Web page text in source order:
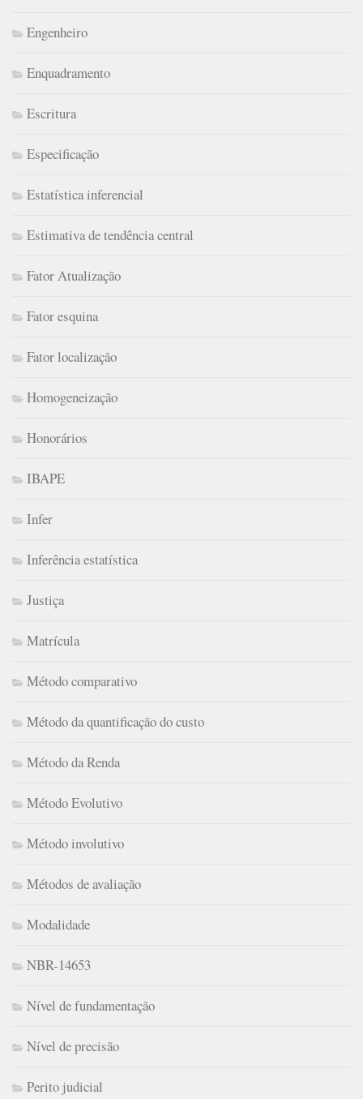
Engenheiro
Enquadramento
Escritura
Especificação
Estatística inferencial
Estimativa de tendência central
Fator Atualização
Fator esquina
Fator localização
Homogeneização
Honorários
IBAPE
Infer
Inferência estatística
Justiça
Matrícula
Método comparativo
Método da quantificação do custo
Método da Renda
Método Evolutivo
Método involutivo
Métodos de avaliação
Modalidade
NBR-14653
Nível de fundamentação
Nível de precisão
Perito judicial